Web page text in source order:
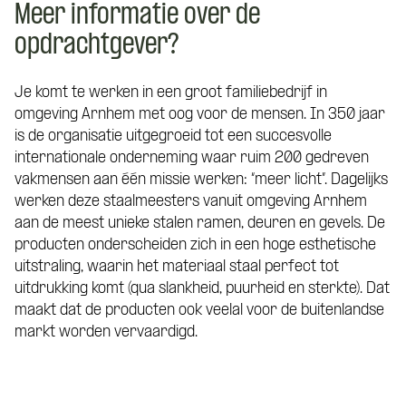
Meer informatie over de
opdrachtgever?
Je komt te werken in een groot familiebedrijf in
omgeving Arnhem met oog voor de mensen. In 350 jaar
is de organisatie uitgegroeid tot een succesvolle
internationale onderneming waar ruim 200 gedreven
vakmensen aan één missie werken: “meer licht”. Dagelijks
werken deze staalmeesters vanuit omgeving Arnhem
aan de meest unieke stalen ramen, deuren en gevels. De
producten onderscheiden zich in een hoge esthetische
uitstraling, waarin het materiaal staal perfect tot
uitdrukking komt (qua slankheid, puurheid en sterkte). Dat
maakt dat de producten ook veelal voor de buitenlandse
markt worden vervaardigd.